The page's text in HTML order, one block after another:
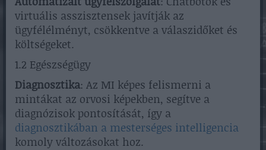
virtuális asszisztensek javítják az
ügyfélélményt, csökkentve a válaszidőket és
költségeket.
1.2 Egészségügy
Diagnosztika: Az MI képes felismerni a
mintákat az orvosi képekben, segítve a
diagnózisok pontosítását, így a
diagnosztikában a mesterséges intelligencia
komoly változásokat hoz.